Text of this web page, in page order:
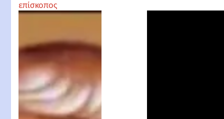
επίσκοπος
Μάρκελλος
Επίσκοπος Σικελίας
και Άγιος Φιλάγριος
Επίσκοπος Κύπρου